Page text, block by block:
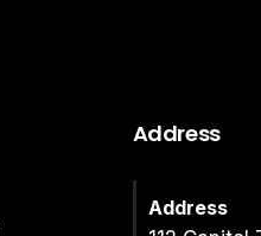
Address
Address